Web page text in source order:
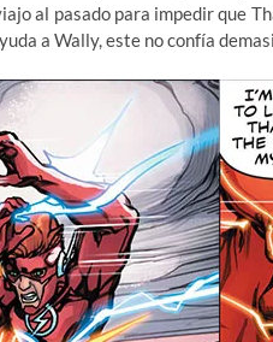
al pasado para impedir que
a Wally, este no confía